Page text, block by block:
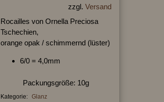
zzgl. Versand
Rocailles von Ornella Preciosa
Tschechien,
orange opak / schimmernd (lüster)
6/0 = 4,0mm
Packungsgröße: 10g
Kategorie: Glanz